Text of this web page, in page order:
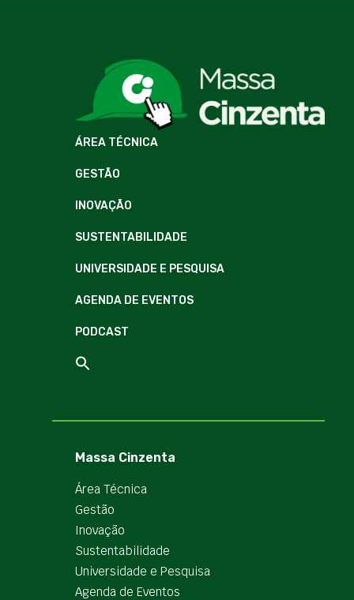
ÁREA TÉCNICA
GESTÃO
INOVAÇÃO
SUSTENTABILIDADE
UNIVERSIDADE E PESQUISA
AGENDA DE EVENTOS
PODCAST
Massa Cinzenta
Área Técnica
Gestão
Inovação
Sustentabilidade
Universidade e Pesquisa
Agenda de Eventos